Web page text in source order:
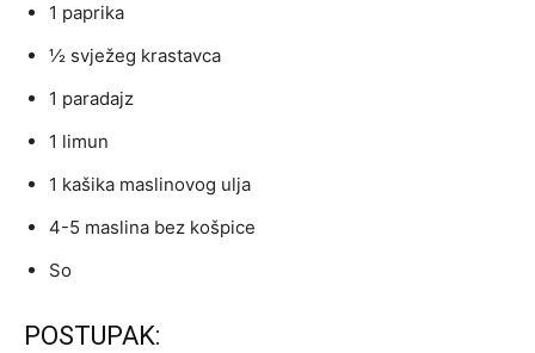
1 paprika
½ svježeg krastavca
1 paradajz
1 limun
1 kašika maslinovog ulja
4-5 maslina bez košpice
So
POSTUPAK: